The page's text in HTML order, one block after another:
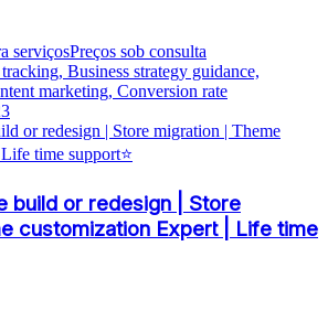
serviçosPreços sob consulta
Business strategy guidance,
marketing, Conversion rate
build or redesign | Store
customization Expert | Life time